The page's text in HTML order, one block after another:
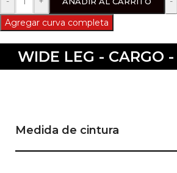
Agregar curva completa
WIDE LEG - CARGO
Medida de cintura